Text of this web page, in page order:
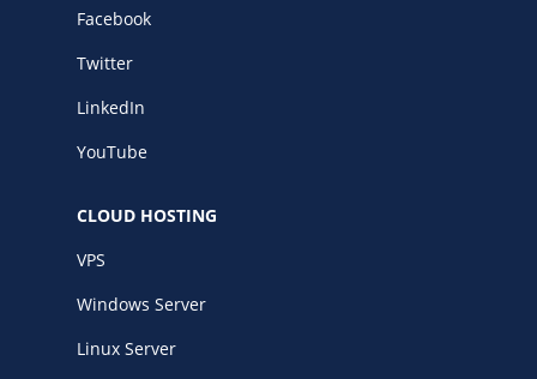
Facebook
Twitter
LinkedIn
YouTube
CLOUD HOSTING
VPS
Windows Server
Linux Server